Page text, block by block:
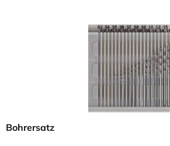
Bohrersatz